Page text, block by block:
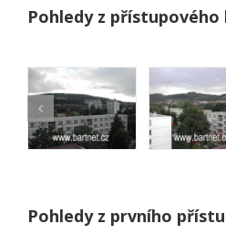
Pohledy z přístupového
Pohledy z prvního